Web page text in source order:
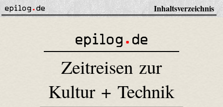
Inhaltsverzeichnis
Zeitreisen zur
Kultur + Technik